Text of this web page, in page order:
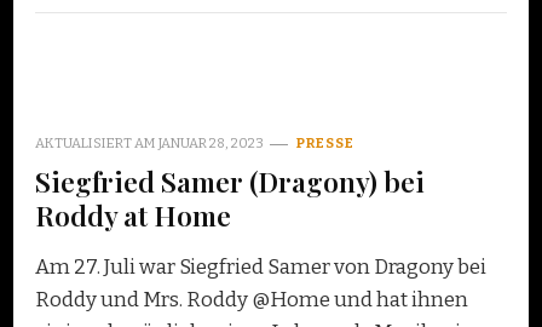
AKTUALISIERT AM JANUAR 28, 2023 PRESSE
Siegfried Samer (Dragony) bei
Roddy at Home
Am 27. Juli war Siegfried Samer von Dragony bei
Roddy und Mrs. Roddy @Home und hat ihnen